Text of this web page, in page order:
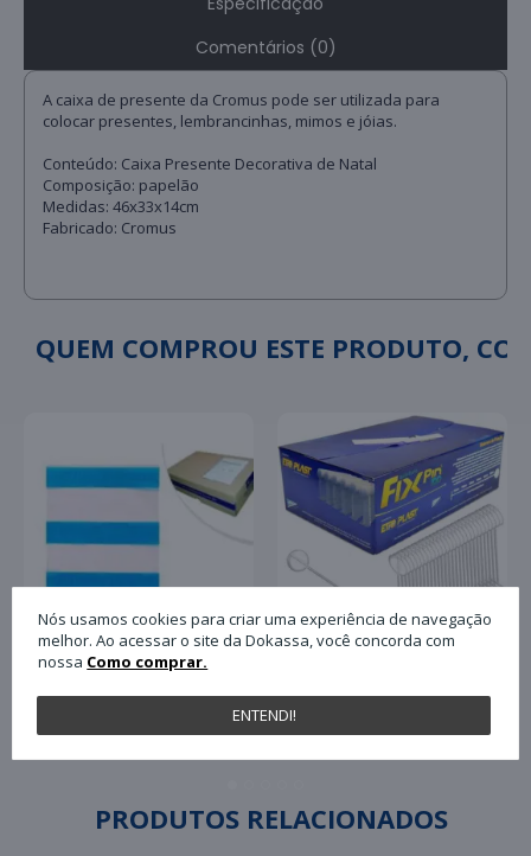
Comentários (0)
A caixa de presente da Cromus pode ser utilizada para
colocar presentes, lembrancinhas, mimos e jóias.
Conteúdo: Caixa Presente Decorativa de Natal
Composição: papelão
Medidas: 46x33x14cm
Fabricado: Cromus
QUEM COMPROU ESTE PRODUTO,
Envelope Plastico para
13x17 Un
PRODUTOS RELACIONADOS
Nós usamos cookies para criar uma experiência de navegação
melhor. Ao acessar o site da Dokassa, você concorda com
nossa Como comprar.
ENTENDI!